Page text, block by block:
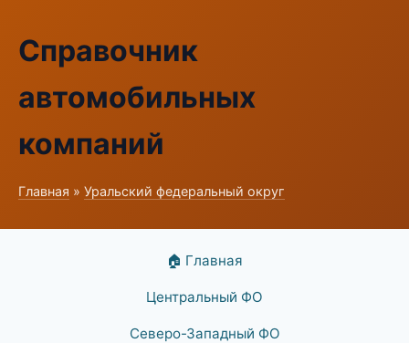
Справочник
автомобильных
компаний
Главная » Уральский федеральный округ
🏠 Главная
Центральный ФО
Северо-Западный ФО